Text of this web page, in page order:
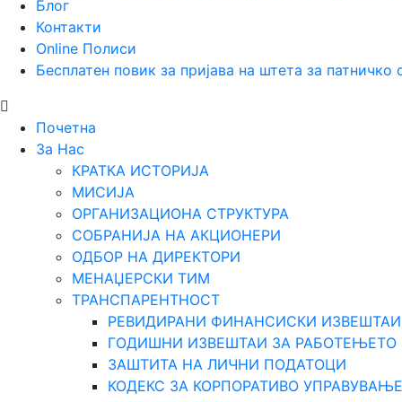
Блог
Контакти
Online Полиси
Бесплатен повик за пријава на штета за патничко
Почетна
За Нас
КРАТКА ИСТОРИЈА
МИСИЈА
ОРГАНИЗАЦИОНА СТРУКТУРА
СОБРАНИЈА НА АКЦИОНЕРИ
ОДБОР НА ДИРЕКТОРИ
МЕНАЏЕРСКИ ТИМ
ТРАНСПАРЕНТНОСТ
РЕВИДИРАНИ ФИНАНСИСКИ ИЗВЕШТАИ
ГОДИШНИ ИЗВЕШТАИ ЗА РАБОТЕЊЕТО
ЗАШТИТА НА ЛИЧНИ ПОДАТОЦИ
КОДЕКС ЗА КОРПОРАТИВО УПРАВУВАЊЕ